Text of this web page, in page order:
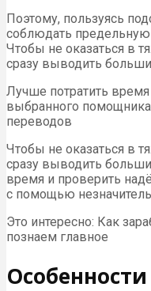
Поэтому, пользуясь
соблюдать предельную
Чтобы не оказаться в
сразу выводить
Лучше потратить
выбранного
переводов
Чтобы не оказаться в
сразу выводить
время и проверить
с помощью
Это интересно: Как
познаем главное